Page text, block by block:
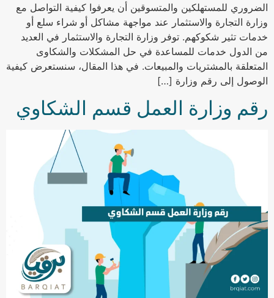
الضروري للمستهلكين والمتسوقين أن يعرفوا كيفية التواصل مع
وزارة التجارة والاستثمار عند مواجهة مشاكل أو شراء سلع أو
خدمات تثير شكوكهم. توفر وزارة التجارة والاستثمار في العديد
من الدول خدمات للمساعدة في حل المشكلات والشكاوى
المتعلقة بالمشتريات والمبيعات. في هذا المقال، سنستعرض كيفية
الوصول إلى رقم وزارة […]
رقم وزارة العمل قسم الشكاوي